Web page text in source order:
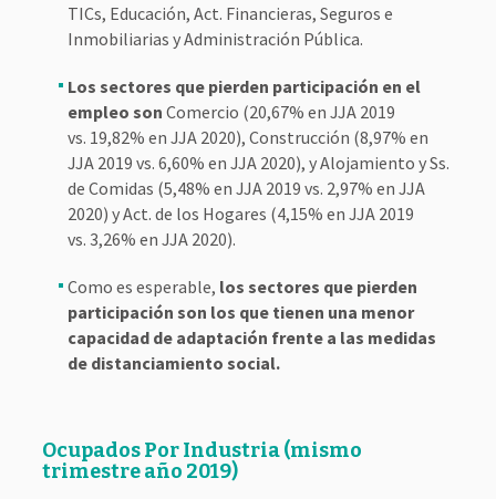
TICs, Educación, Act. Financieras, Seguros e
Inmobiliarias y Administración Pública.
Los sectores que pierden participación en el
empleo son Comercio (20,67% en JJA 2019
vs. 19,82% en JJA 2020), Construcción (8,97% en
JJA 2019 vs. 6,60% en JJA 2020), y Alojamiento y Ss.
de Comidas (5,48% en JJA 2019 vs. 2,97% en JJA
2020) y Act. de los Hogares (4,15% en JJA 2019
vs. 3,26% en JJA 2020).
Como es esperable, los sectores que pierden
participación son los que tienen una menor
capacidad de adaptación frente a las medidas
de distanciamiento social.
Ocupados Por Industria(mismo
trimestre año 2019)